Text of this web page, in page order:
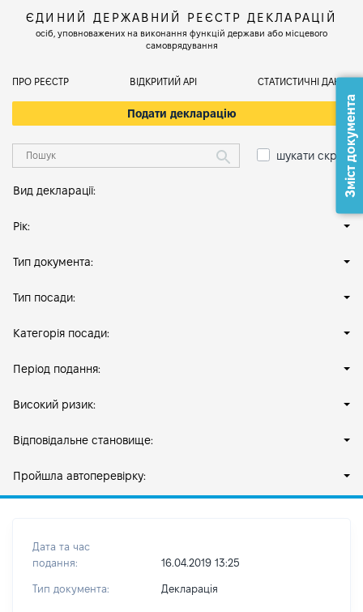
ЄДИНИЙ ДЕРЖАВНИЙ РЕЄСТР ДЕКЛАРАЦІЙ
осіб, уповноважених на виконання функцій держави або місцевого
самоврядування
ПРО РЕЄСТР ВІДКРИТИЙ АРІ СТАТИСТИЧНІ ДАНІ
Подати декларацію
шукати скрізь
Вид декларації:
Рік:
Тип документа:
Тип посади:
Категорія посади:
Період подання:
Високий ризик:
Відповідальне становище:
Пройшла автоперевірку:
Дата та час
подання:
16.04.2019 13:25
Тип документа: Декларація
Зміст документа